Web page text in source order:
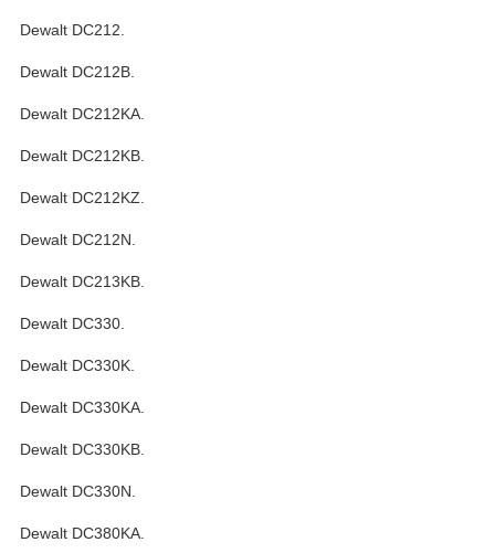
Dewalt DC212.
Dewalt DC212B.
Dewalt DC212KA.
Dewalt DC212KB.
Dewalt DC212KZ.
Dewalt DC212N.
Dewalt DC213KB.
Dewalt DC330.
Dewalt DC330K.
Dewalt DC330KA.
Dewalt DC330KB.
Dewalt DC330N.
Dewalt DC380KA.